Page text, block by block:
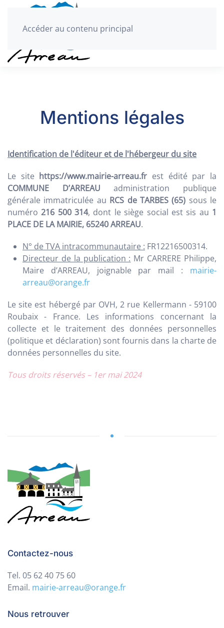
Accéder au contenu principal
Mentions légales
Identification de l'éditeur et de l'hébergeur du site
Le site https://www.mairie-arreau.fr est édité par la
COMMUNE D’ARREAU administration publique
générale immatriculée au RCS de TARBES (65) sous le
numéro216 500 314, dont le siège social est sis au 1
PLACE DE LA MAIRIE, 65240 ARREAU.
N° de TVA intracommunautaire : FR12216500314.
Directeur de la publication : Mr CARRERE Philippe,
Maire d’ARREAU, joignable par mail : mairie-
arreau@orange.fr
Le site est hébergé par OVH, 2 rue Kellermann - 59100
Roubaix - France. Les informations concernant la
collecte et le traitement des données personnelles
(politique et déclaration) sont fournis dans la charte de
données personnelles du site.
Tous droits réservés – 1er mai 2024
Contactez-nous
Tel. 05 62 40 75 60
Email. mairie-arreau@orange.fr
Nous retrouver